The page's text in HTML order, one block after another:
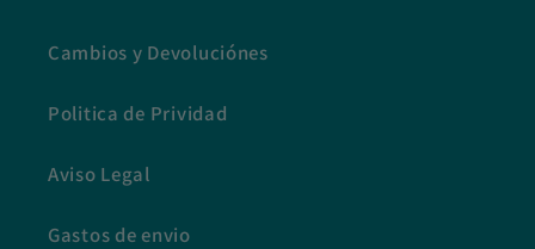
Cambios y Devoluciónes
Politica de Prividad
Aviso Legal
Gastos de envio